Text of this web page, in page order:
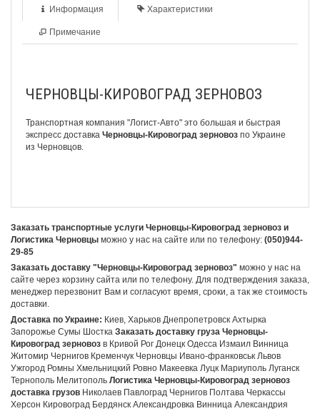
Информация Характеристики
Примечание
ЧЕРНОВЦЫ-КИРОВОГРАД ЗЕРНОВОЗ
Транспортная компания "Логист-Авто" это большая и быстрая
экспресс доставка Черновцы-Кировоград зерновоз по Украине
из Черновцов.
Заказать транспортные услуги Черновцы-Кировоград зерновоз и
Логистика Черновцы можно у нас на сайте или по телефону: (050)944-
29-85
Заказать доставку "Черновцы-Кировоград зерновоз" можно у нас на
сайте через корзину сайта или по телефону. Для подтверждения заказа,
менеджер перезвонит Вам и согласуют время, сроки, а так же стоимость
доставки.
Доставка по Украине: Киев, Харьков Днепропетровск Ахтырка
Запорожье Сумы Шостка Заказать доставку груза Черновцы-
Кировоград зерновоз в Кривой Рог Донецк Одесса Измаил Винница
Житомир Чернигов Кременчук Черновцы Ивано-франковськ Львов
Ужгород Ромны Хмельницкий Ровно Макеевка Луцк Мариуполь Луганск
Тернополь Мелитополь Логистика Черновцы-Кировоград зерновоз
доставка грузов Николаев Павлоград Чернигов Полтава Черкассы
Херсон Кировоград Бердянск Александровка Винница Александрия